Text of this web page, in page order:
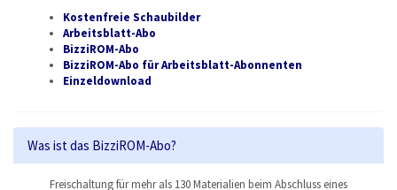
Kostenfreie Schaubilder
Arbeitsblatt-Abo
BizziROM-Abo
BizziROM-Abo für Arbeitsblatt-Abonnenten
Einzeldownload
Was ist das BizziROM-Abo?
Freischaltung für mehr als 130 Materialien beim Abschluss eines